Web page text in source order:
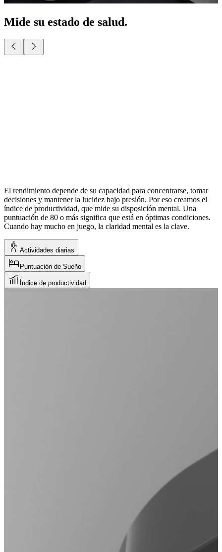
Mide su estado de salud.
El rendimiento depende de su capacidad para concentrarse, tomar
decisiones y mantener la lucidez bajo presión. Por eso creamos el
índice de productividad, que mide su disposición mental. Una
puntuación de 80 o más significa que está en óptimas condiciones.
Cuando hay mucho en juego, la claridad mental es la clave.
Actividades diarias
Puntuación de Sueño
Índice de productividad